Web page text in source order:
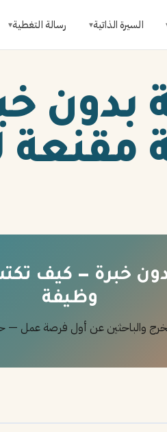
السيرة الذاتية▾ رسالة التغطية▾
بدون
خبرة — كيف
وظيفة
والباحثين عن أول فرصة عمل —